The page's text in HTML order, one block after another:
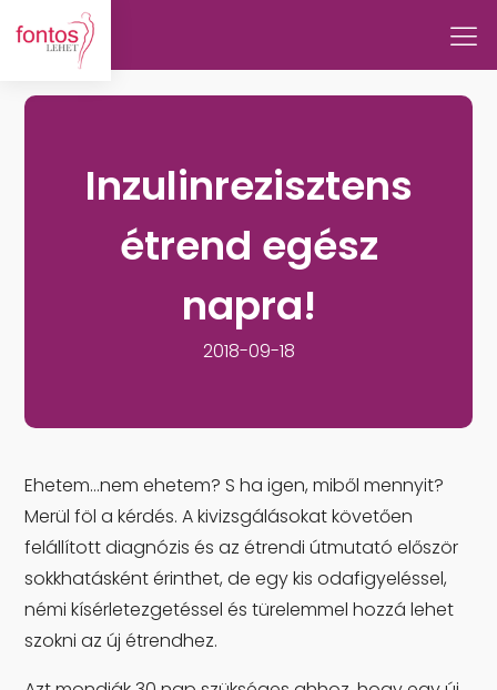
Inzulinrezisztens
étrend egész
napra!
2018-09-18
Ehetem…nem ehetem? S ha igen, miből mennyit?
Merül föl a kérdés. A kivizsgálásokat követően
felállított diagnózis és az étrendi útmutató először
sokkhatásként érinthet, de egy kis odafigyeléssel,
némi kísérletezgetéssel és türelemmel hozzá lehet
szokni az új étrendhez.